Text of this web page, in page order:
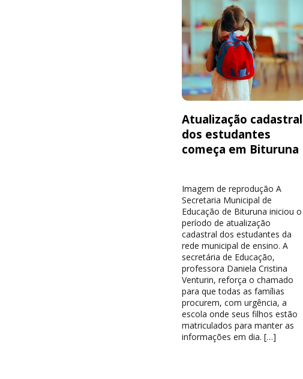
Atualização cadastral
dos estudantes
começa em Bituruna
Imagem de reprodução A
Secretaria Municipal de
Educação de Bituruna iniciou o
período de atualização
cadastral dos estudantes da
rede municipal de ensino. A
secretária de Educação,
professora Daniela Cristina
Venturin, reforça o chamado
para que todas as famílias
procurem, com urgência, a
escola onde seus filhos estão
matriculados para manter as
informações em dia. […]